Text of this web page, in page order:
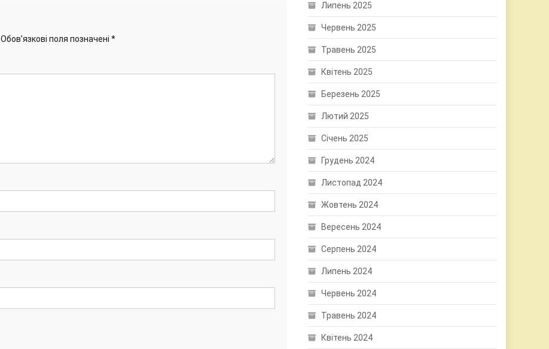
Обов’язкові поля позначені *
Липень 2025
Червень 2025
Травень 2025
Квітень 2025
Березень 2025
Лютий 2025
Січень 2025
Грудень 2024
Листопад 2024
Жовтень 2024
Вересень 2024
Серпень 2024
Липень 2024
Червень 2024
Травень 2024
Квітень 2024